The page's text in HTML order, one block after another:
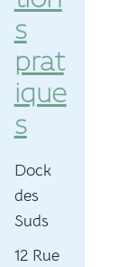
s
prat
ique
s
Dock
des
Suds
12 Rue